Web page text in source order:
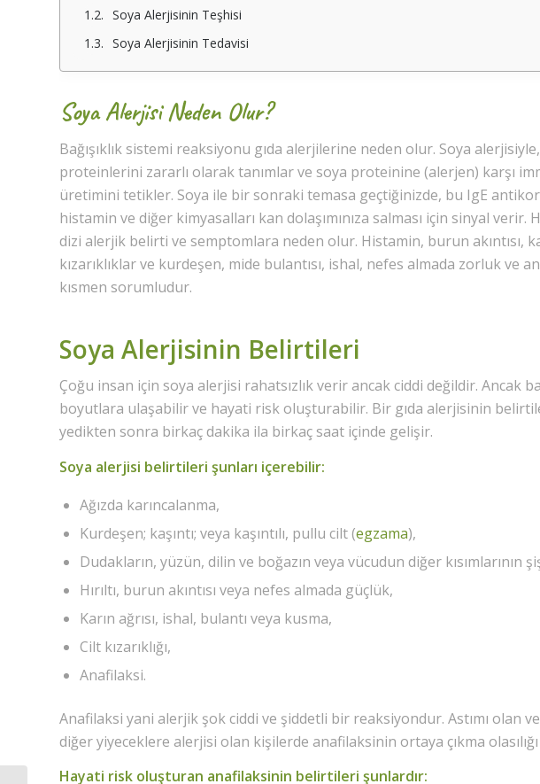
Soya Alerjisinin Teşhisi
Soya Alerjisinin Tedavisi
Soya Alerjisi Neden Olur?
Bağışıklık sistemi reaksiyonu gıda alerjilerine neden olur. Soya alerjisiyle,
proteinlerini zararlı olarak tanımlar ve soya proteinine (alerjen) karşı
üretimini tetikler. Soya ile bir sonraki temasa geçtiğinizde, bu IgE
histamin ve diğer kimyasalları kan dolaşımınıza salması için sinyal
dizi alerjik belirti ve semptomlara neden olur. Histamin, burun akıntısı,
kızarıklıklar ve kurdeşen, mide bulantısı, ishal, nefes almada zorluk ve
kısmen sorumludur.
Soya Alerjisinin Belirtileri
Çoğu insan için soya alerjisi rahatsızlık verir ancak ciddi değildir. Ancak
boyutlara ulaşabilir ve hayati risk oluşturabilir. Bir gıda alerjisinin
yedikten sonra birkaç dakika ila birkaç saat içinde gelişir.
Soya alerjisi belirtileri şunları içerebilir:
Ağızda karıncalanma,
Kurdeşen; kaşıntı; veya kaşıntılı, pullu cilt (egzama),
Dudakların, yüzün, dilin ve boğazın veya vücudun diğer kısımlarının
Hırıltı, burun akıntısı veya nefes almada güçlük,
Karın ağrısı, ishal, bulantı veya kusma,
Cilt kızarıklığı,
Anafilaksi.
Anafilaksi yani alerjik şok ciddi ve şiddetli bir reaksiyondur. Astımı olan
diğer yiyeceklere alerjisi olan kişilerde anafilaksinin ortaya çıkma
Hayati risk oluşturan anafilaksinin belirtileri şunlardır: